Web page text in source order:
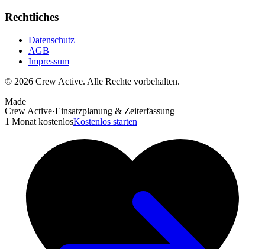
Rechtliches
Datenschutz
AGB
Impressum
© 2026 Crew Active. Alle Rechte vorbehalten.
Made
Crew Active·Einsatzplanung & Zeiterfassung
1 Monat kostenlosKostenlos starten